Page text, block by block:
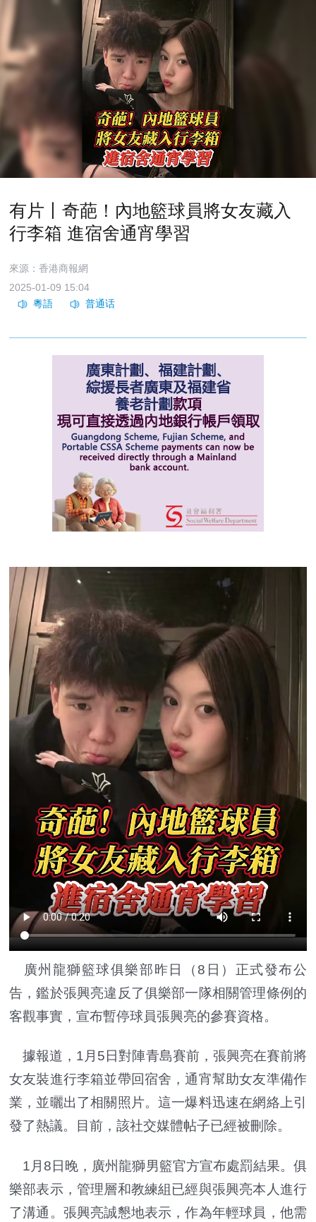
有片丨奇葩！內地籃球員將女友藏入
行李箱 進宿舍通宵學習
來源：香港商報網
2025-01-09 15:04
廣州龍獅籃球俱樂部昨日（8日）正式發布公
告，鑑於張興亮違反了俱樂部一隊相關管理條例的
客觀事實，宣布暫停球員張興亮的參賽資格。
據報道，1月5日對陣青島賽前，張興亮在賽前將
女友裝進行李箱並帶回宿舍，通宵幫助女友準備作
業，並曬出了相關照片。這一爆料迅速在網絡上引
發了熱議。目前，該社交媒體帖子已經被刪除。
1月8日晚，廣州龍獅男籃官方宣布處罰結果。俱
樂部表示，管理層和教練組已經與張興亮本人進行
了溝通。張興亮誠懇地表示，作為年輕球員，他需